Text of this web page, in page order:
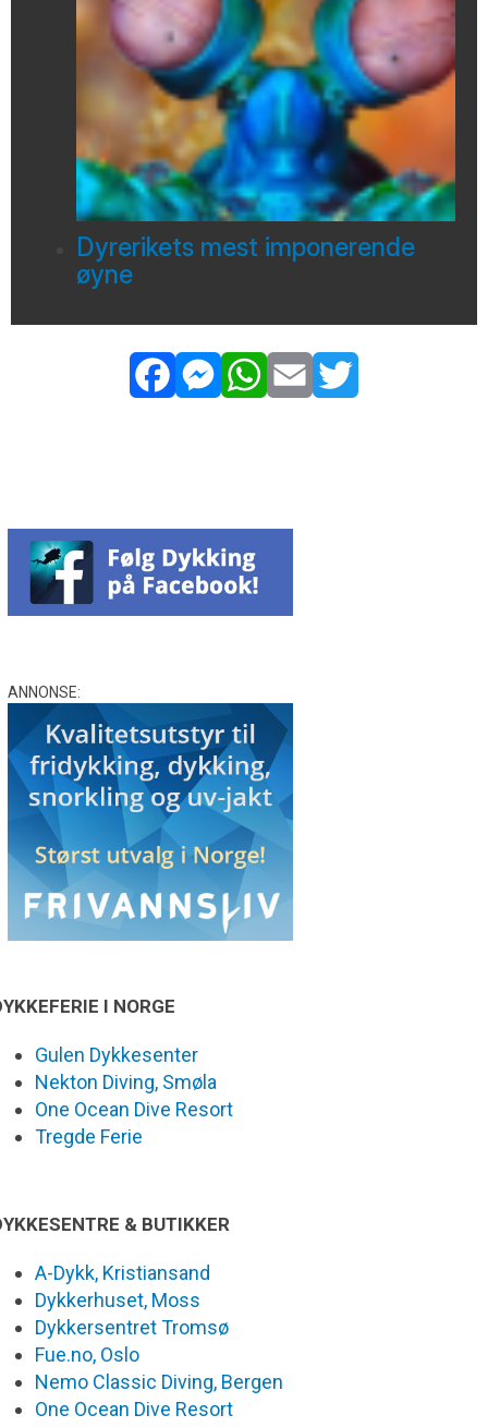
Dyrerikets mest imponerende
øyne
ANNONSE:
I NORGE
Gulen Dykkesenter
Nekton Diving, Smøla
One Ocean Dive Resort
Tregde Ferie
& BUTIKKER
A-Dykk, Kristiansand
Dykkerhuset, Moss
Dykkersentret Tromsø
Fue.no, Oslo
Nemo Classic Diving, Bergen
One Ocean Dive Resort